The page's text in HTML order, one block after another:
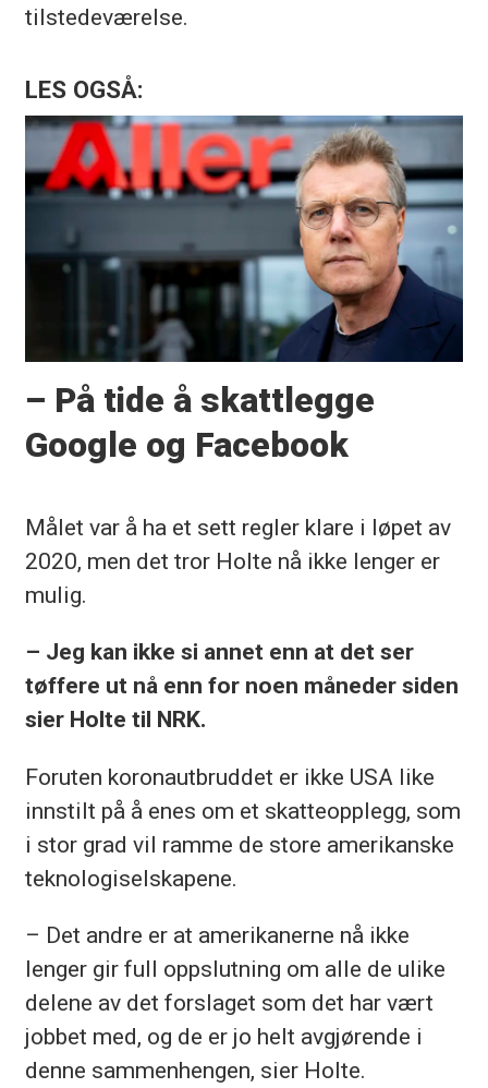
tilstedeværelse.
LES OGSÅ:
– På tide å skattlegge
Google og Facebook
Målet var å ha et sett regler klare i løpet av
2020, men det tror Holte nå ikke lenger er
mulig.
– Jeg kan ikke si annet enn at det ser
tøffere ut nå enn for noen måneder siden
sier Holte til NRK.
Foruten koronautbruddet er ikke USA like
innstilt på å enes om et skatteopplegg, som
i stor grad vil ramme de store amerikanske
teknologiselskapene.
– Det andre er at amerikanerne nå ikke
lenger gir full oppslutning om alle de ulike
delene av det forslaget som det har vært
jobbet med, og de er jo helt avgjørende i
denne sammenhengen, sier Holte.